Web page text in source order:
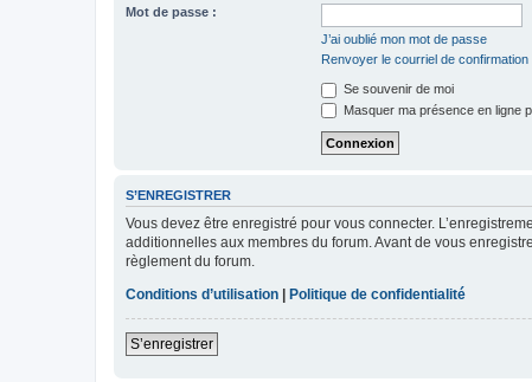
Mot de passe :
J’ai oublié mon mot de passe
Renvoyer le courriel de confirmation
Se souvenir de moi
Masquer ma présence en ligne
S’ENREGISTRER
Vous devez être enregistré pour vous connecter.
additionnelles aux membres du forum. Avant de vous
règlement du forum.
Conditions d’utilisation | Politique de confidentialité
S’enregistrer